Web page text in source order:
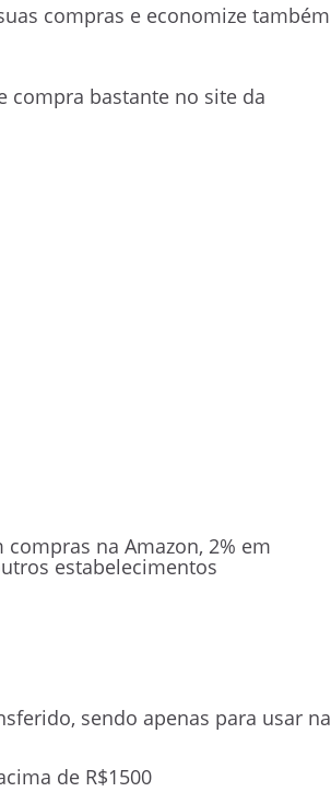
compras e economize também
compra bastante no site da
na Amazon, 2% em
estabelecimentos
sendo apenas para usar na
de R$1500